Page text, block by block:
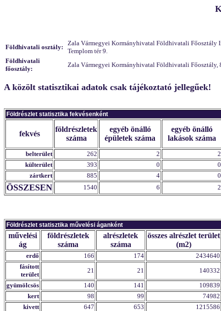
Földhivatali osztály:
Zala Vármegyei Kormányhivatal Földhivatali Főosztály
Templom tér 9.
Földhivatali
főosztály:
Zala Vármegyei Kormányhivatal Földhivatali Főosztály,
A közölt statisztikai adatok csak tájékoztató jellegűek!
Földrészlet statisztika fekvésenként
fekvés
földrészletek
száma
egyéb önálló
épületek száma
egyéb önálló
lakások száma
belterület 262 2
2
külterület
393 0
0
zártkert
885 4 0
ÖSSZESEN 1540 6 2
Földrészlet statisztika művelési áganként
művelési
ág
földrészletek
száma
alrészletek
száma
összes alrészlet terület
(m2)
erdő 166 174
2434640
fásított
terület
21 21
140332
gyümölcsös
140 141
109839
kert
98 99
74982
kivett
647 653
1215586